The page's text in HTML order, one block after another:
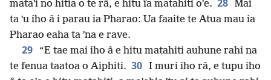
mataˈi no hitia o te râ, e hitu ïa matahiti oˈe. 28 Mai
ta ˈu iho â i parau ia Pharao: Ua faaite te Atua mau ia
Pharao eaha ta ˈna e rave.
29
“E tae mai iho â e hitu matahiti auhune rahi na
te fenua taatoa o Aiphiti. 30 I muri iho râ, e tupu iho